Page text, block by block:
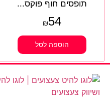
תופסים חוף פוקס...
₪54
הוספה לסל